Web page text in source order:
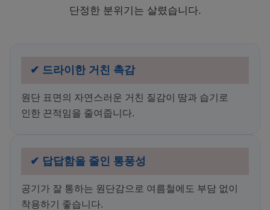
단정한 분위기는 살렸습니다.
✔ 드라이한 거친 촉감
원단 표면의 자연스러운 거친 질감이 땀과 습기로
인한 끈적임을 줄여줍니다.
✔ 답답함을 줄인 통풍성
공기가 잘 통하는 원단감으로 여름철에도 부담 없이
착용하기 좋습니다.